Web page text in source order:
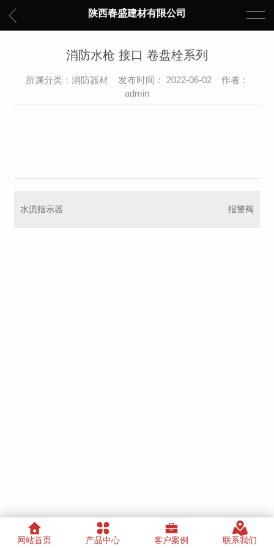
陕西春盛建材有限公司
消防水枪 接口 卷盘栓系列
所属分类：消防器材 发布时间： 2022-06-02 作者：
admin
水流指示器 报警阀
网站首页 产品中心 客户案例 联系我们